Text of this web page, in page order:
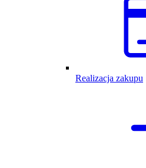
Realizacja zakupu